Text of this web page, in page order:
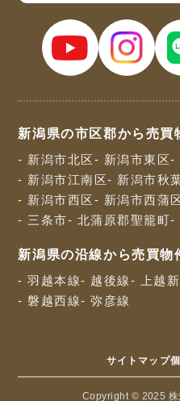
新潟県の市区郡から売買
- 新潟市北区 - 新潟市東区-
- 新潟市江南区- 新潟市秋
- 新潟市西区 - 新潟市西蒲区
- 三条市- 北蒲原郡聖籠町-
新潟県の沿線から売買物
- 羽越本線- 越後線- 上越
- 磐越西線- 弥彦線
サイトマップ
Copyright © 2025 株